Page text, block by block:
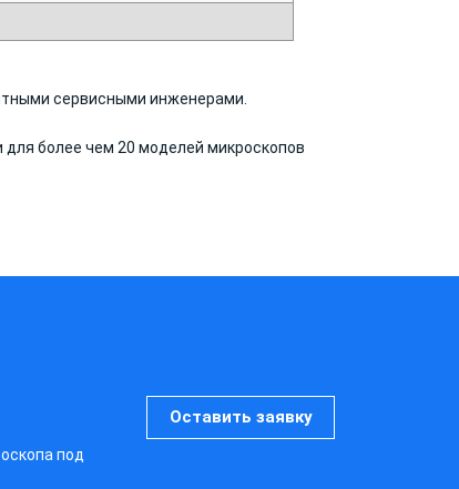
сервисными инженерами.
более чем 20 моделей микроскопов
под
Оставить заявку